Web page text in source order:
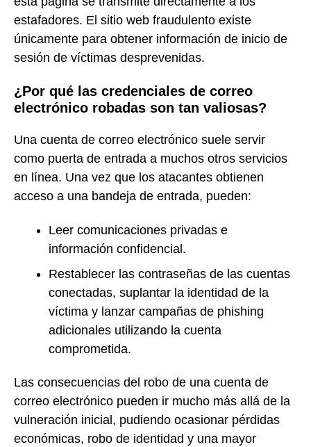
estafadores. El sitio web fraudulento existe
únicamente para obtener información de inicio de
sesión de víctimas desprevenidas.
¿Por qué las credenciales de correo
electrónico robadas son tan valiosas?
Una cuenta de correo electrónico suele servir
como puerta de entrada a muchos otros servicios
en línea. Una vez que los atacantes obtienen
acceso a una bandeja de entrada, pueden:
Leer comunicaciones privadas e
información confidencial.
Restablecer las contraseñas de las cuentas
conectadas, suplantar la identidad de la
víctima y lanzar campañas de phishing
adicionales utilizando la cuenta
comprometida.
Las consecuencias del robo de una cuenta de
correo electrónico pueden ir mucho más allá de la
vulneración inicial, pudiendo ocasionar pérdidas
económicas, robo de identidad y una mayor